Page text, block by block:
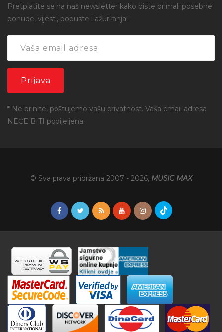
Pretplatite se na naš newsletter kako biste primali posebne
ponude, vijesti, popuste i ažuriranja!
* Ne brinite, poštujemo vašu privatnost. Vaša email adresa
NEĆE BITI podijeljena.
© Sva prava pridržana 2007 - 2026, MUSIC MAX